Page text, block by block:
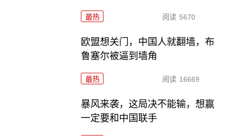
最热 阅读 5670
欧盟想关门，中国人就翻墙，布
鲁塞尔被逼到墙角
最热 阅读 16669
暴风来袭，这局决不能输，想赢
一定要和中国联手